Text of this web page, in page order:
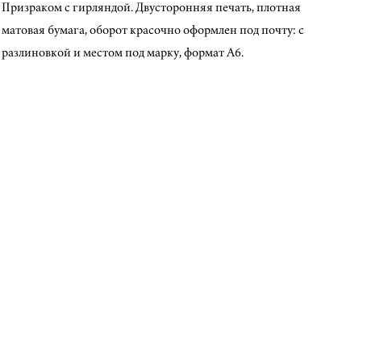
Призраком с гирляндой. Двусторонняя печать, плотная
матовая бумага, оборот красочно оформлен под почту: с
разлиновкой и местом под марку, формат А6.